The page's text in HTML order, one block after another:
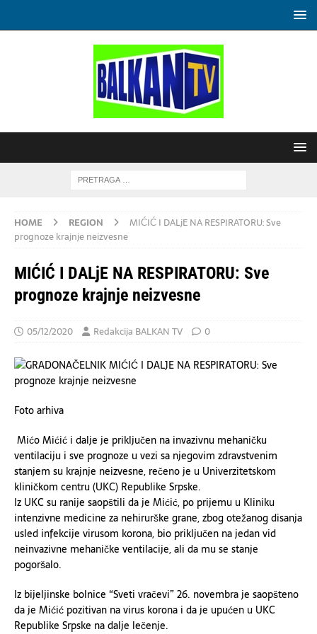
HOME REGION
MIĆIĆ I DALjE NA RESPIRATORU: Sve
prognoze krajnje neizvesne
MIĆIĆ I DALjE NA RESPIRATORU: Sve
prognoze krajnje neizvesne
05/12/2020 Redakcija BALKAN TV 0
Foto arhiva
Mićo Mićić i dalje je priključen na invazivnu mehaničku
ventilaciju i sve prognoze u vezi sa njegovim zdravstvenim
stanjem su krajnje neizvesne, rečeno je u Univerzitetskom
kliničkom centru (UKC) Republike Srpske.
Iz UKC su ranije saopštili da je Mićić, po prijemu u Kliniku
intenzivne medicine za nehirurške grane, zbog otežanog disanja
usled infekcije virusom korona, bio priključen na jedan vid
neinvazivne mehaničke ventilacije, ali da mu se stanje
pogoršalo.
Iz bijeljinske bolnice “Sveti vračevi” 26. novembra je saopšteno
da je Mićić pozitivan na virus korona i da je upućen u UKC
Republike Srpske na dalje lečenje.